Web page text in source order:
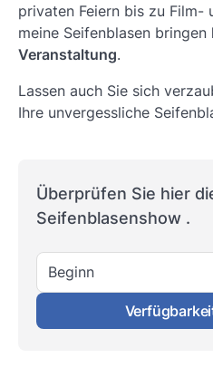
privaten Feiern bis zu Film-
meine Seifenblasen bringen
Veranstaltung.
Lassen auch Sie sich
Ihre unvergessliche
Überprüfen Sie hier
Seifenblasenshow .
Beginn